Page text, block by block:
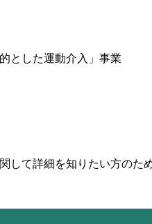
とした運動介入」事業
して詳細を知りたい方の